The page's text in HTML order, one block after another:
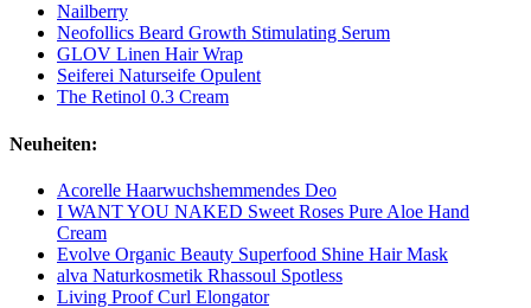
Nailberry
Neofollics Beard Growth Stimulating Serum
GLOV Linen Hair Wrap
Seiferei Naturseife Opulent
The Retinol 0.3 Cream
Neuheiten:
Acorelle Haarwuchshemmendes Deo
I WANT YOU NAKED Sweet Roses Pure Aloe Hand
Cream
Evolve Organic Beauty Superfood Shine Hair Mask
alva Naturkosmetik Rhassoul Spotless
Living Proof Curl Elongator